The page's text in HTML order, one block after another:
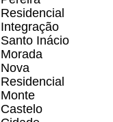
Residencial
Integração
Santo Inácio
Morada
Nova
Residencial
Monte
Castelo